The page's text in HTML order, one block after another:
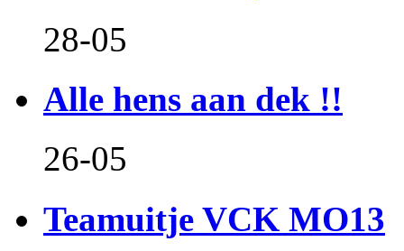
28-05
Alle hens aan dek !!
26-05
Teamuitje VCK MO13